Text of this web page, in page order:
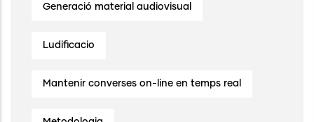
Generació material audiovisual
Ludificacio
Mantenir converses on-line en temps real